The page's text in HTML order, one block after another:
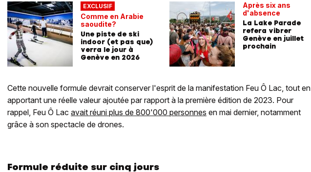
EXCLUSIF
Comme en Arabie
saoudite?
Une piste de ski
indoor (et pas que)
verra le jour à
Genève en 2026
Après six ans
d'absence
La Lake Parade
refera vibrer
Genève en juillet
prochain
Cette nouvelle formule devrait conserver l'esprit de la manifestation Feu Ô Lac, tout en
apportant une réelle valeur ajoutée par rapport à la première édition de 2023. Pour
rappel, Feu Ô Lac avait réuni plus de 800'000 personnes en mai dernier, notamment
grâce à son spectacle de drones.
Formule réduite sur cinq jours